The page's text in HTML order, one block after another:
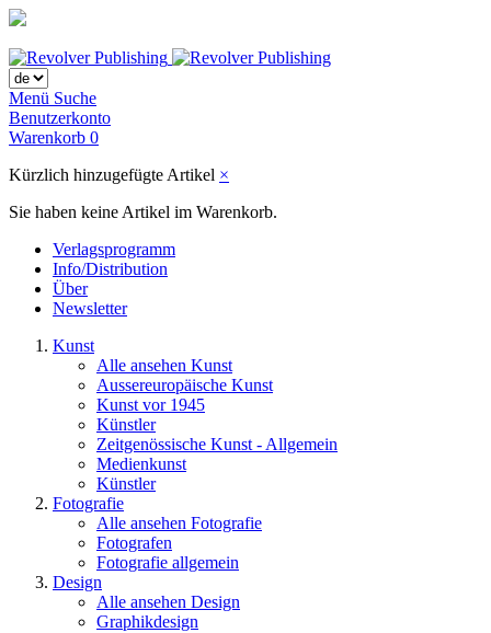
Menü Suche
Benutzerkonto
Warenkorb 0
Kürzlich hinzugefügte Artikel ×
Sie haben keine Artikel im Warenkorb.
Verlagsprogramm
Info/Distribution
Über
Newsletter
Kunst
Alle ansehen Kunst
Aussereuropäische Kunst
Kunst vor 1945
Künstler
Zeitgenössische Kunst - Allgemein
Medienkunst
Künstler
Fotografie
Alle ansehen Fotografie
Fotografen
Fotografie allgemein
Design
Alle ansehen Design
Graphikdesign